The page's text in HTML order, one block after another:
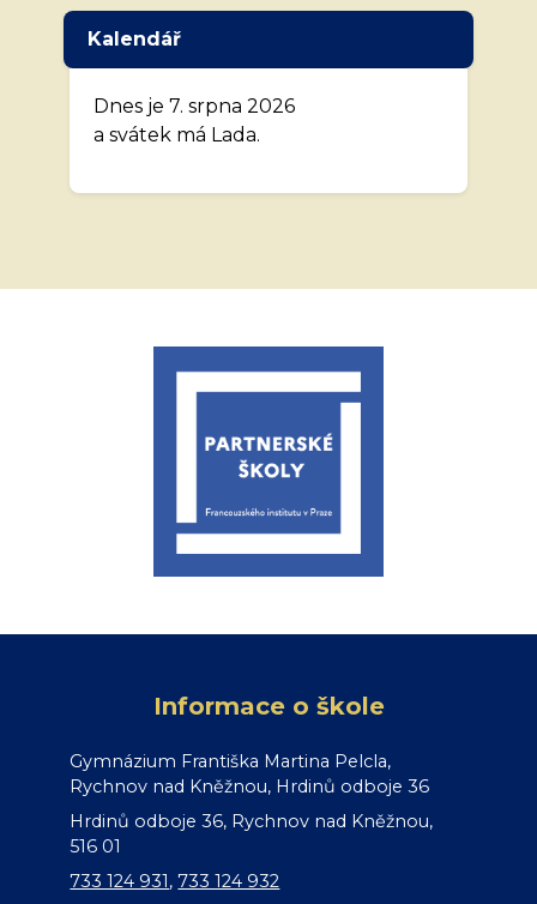
Kalendář
Dnes je 7. srpna 2026
a svátek má Lada.
Informace o škole
Gymnázium Františka Martina Pelcla,
Rychnov nad Kněžnou, Hrdinů odboje 36
Hrdinů odboje 36, Rychnov nad Kněžnou,
516 01
733 124 931,733 124 932